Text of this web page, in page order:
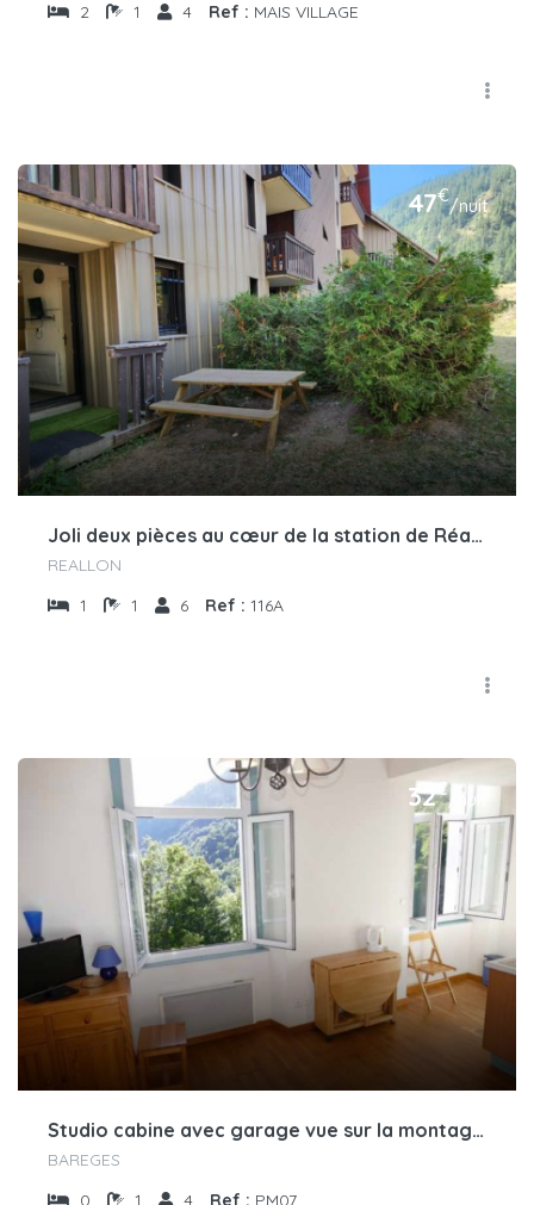
2
1 4 Ref : MAIS VILLAGE
47€/nuit
Joli deux pièces au cœur de la station de Réallon 116A
REALLON
1
1 6 Ref : 116A
32€/nuit
Studio cabine avec garage vue sur la montagne
BAREGES
0
1 4 Ref : PM07